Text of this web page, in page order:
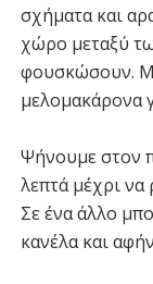
σχήματα και
χώρο μεταξύ
φουσκώσουν.
μελομακάρονα
Ψήνουμε στον
λεπτά μέχρι
Σε ένα άλλο
κανέλα και